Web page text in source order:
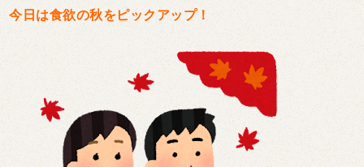
今日は食欲の秋をピックアップ！